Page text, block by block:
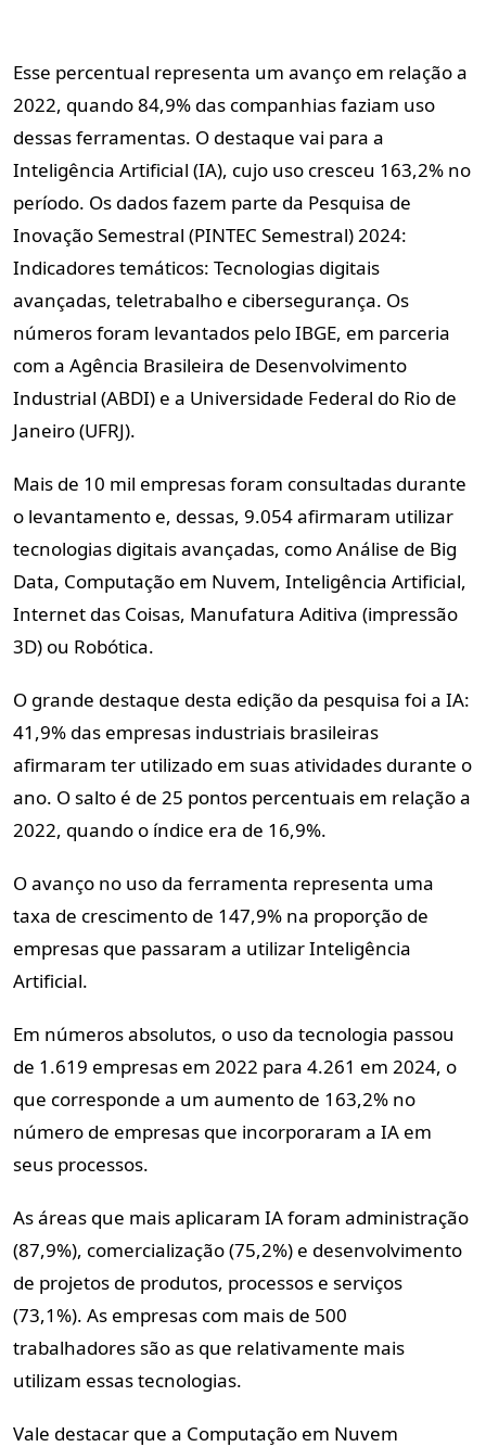
Esse percentual representa um avanço em relação a
2022, quando 84,9% das companhias faziam uso
dessas ferramentas. O destaque vai para a
Inteligência Artificial (IA), cujo uso cresceu 163,2% no
período. Os dados fazem parte da Pesquisa de
Inovação Semestral (PINTEC Semestral) 2024:
Indicadores temáticos: Tecnologias digitais
avançadas, teletrabalho e cibersegurança. Os
números foram levantados pelo IBGE, em parceria
com a Agência Brasileira de Desenvolvimento
Industrial (ABDI) e a Universidade Federal do Rio de
Janeiro (UFRJ).
Mais de 10 mil empresas foram consultadas durante
o levantamento e, dessas, 9.054 afirmaram utilizar
tecnologias digitais avançadas, como Análise de Big
Data, Computação em Nuvem, Inteligência Artificial,
Internet das Coisas, Manufatura Aditiva (impressão
3D) ou Robótica.
O grande destaque desta edição da pesquisa foi a IA:
41,9% das empresas industriais brasileiras
afirmaram ter utilizado em suas atividades durante o
ano. O salto é de 25 pontos percentuais em relação a
2022, quando o índice era de 16,9%.
O avanço no uso da ferramenta representa uma
taxa de crescimento de 147,9% na proporção de
empresas que passaram a utilizar Inteligência
Artificial.
Em números absolutos, o uso da tecnologia passou
de 1.619 empresas em 2022 para 4.261 em 2024, o
que corresponde a um aumento de 163,2% no
número de empresas que incorporaram a IA em
seus processos.
As áreas que mais aplicaram IA foram administração
(87,9%), comercialização (75,2%) e desenvolvimento
de projetos de produtos, processos e serviços
(73,1%). As empresas com mais de 500
trabalhadores são as que relativamente mais
utilizam essas tecnologias.
Vale destacar que a Computação em Nuvem